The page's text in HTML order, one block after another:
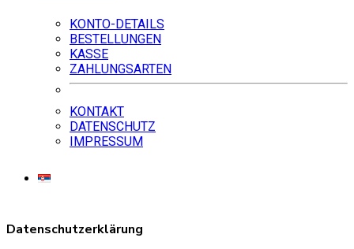
KONTO-DETAILS
BESTELLUNGEN
KASSE
ZAHLUNGSARTEN
KONTAKT
DATENSCHUTZ
IMPRESSUM
Datenschutzerklärung